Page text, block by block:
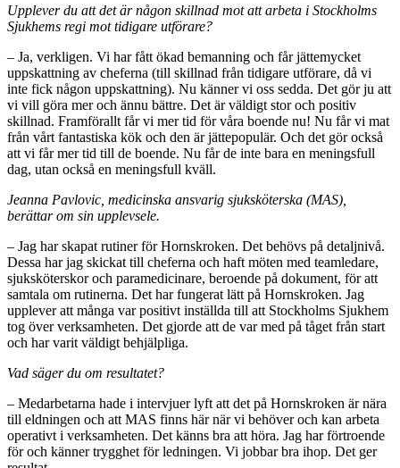
Upplever du att det är någon skillnad mot att arbeta i Stockholms
Sjukhems regi mot tidigare utförare?
– Ja, verkligen. Vi har fått ökad bemanning och får jättemycket
uppskattning av cheferna (till skillnad från tidigare utförare, då vi
inte fick någon uppskattning). Nu känner vi oss sedda. Det gör ju att
vi vill göra mer och ännu bättre. Det är väldigt stor och positiv
skillnad. Framförallt får vi mer tid för våra boende nu! Nu får vi mat
från vårt fantastiska kök och den är jättepopulär. Och det gör också
att vi får mer tid till de boende. Nu får de inte bara en meningsfull
dag, utan också en meningsfull kväll.
Jeanna Pavlovic, medicinska ansvarig sjuksköterska (MAS),
berättar om sin upplevsele.
– Jag har skapat rutiner för Hornskroken. Det behövs på detaljnivå.
Dessa har jag skickat till cheferna och haft möten med teamledare,
sjuksköterskor och paramedicinare, beroende på dokument, för att
samtala om rutinerna. Det har fungerat lätt på Hornskroken. Jag
upplever att många var positivt inställda till att Stockholms Sjukhem
tog över verksamheten. Det gjorde att de var med på tåget från start
och har varit väldigt behjälpliga.
Vad säger du om resultatet?
– Medarbetarna hade i intervjuer lyft att det på Hornskroken är nära
till eldningen och att MAS finns här när vi behöver och kan arbeta
operativt i verksamheten. Det känns bra att höra. Jag har förtroende
för och känner trygghet för ledningen. Vi jobbar bra ihop. Det ger